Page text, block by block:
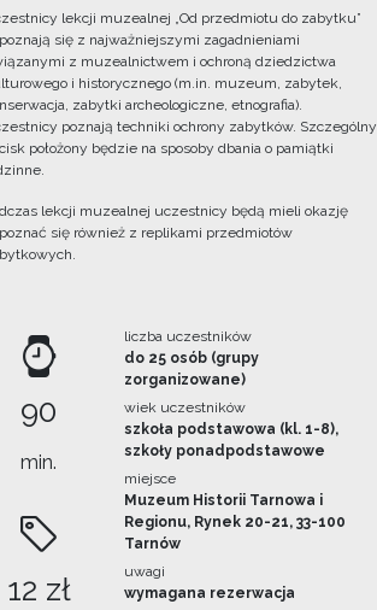
lekcji muzealnej „Od przedmiotu do zabytku”
się z najważniejszymi zagadnieniami
z muzealnictwem i ochroną dziedzictwa
i historycznego (m.in. muzeum, zabytek,
zabytki archeologiczne, etnografia).
poznają techniki ochrony zabytków. Szczególny
położony będzie na sposoby dbania o pamiątki
lekcji muzealnej uczestnicy będą mieli okazję
się również z replikami przedmiotów
90
min.
12 zł
liczba uczestników
do 25 osób (grupy
zorganizowane)
wiek uczestników
szkoła podstawowa (kl. 1-8),
szkoły ponadpodstawowe
miejsce
Muzeum Historii Tarnowa i
Regionu, Rynek 20-21, 33-100
Tarnów
uwagi
wymagana rezerwacja